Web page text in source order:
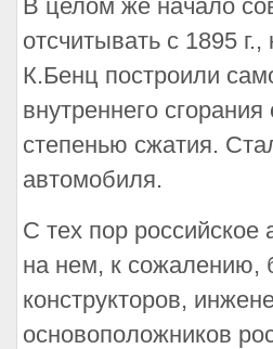
В целом же начало
отсчитывать с 1895
К.Бенц построили
внутреннего
степенью сжатия.
автомобиля.
С тех пор
на нем, к сожалению,
конструкторов,
основоположников